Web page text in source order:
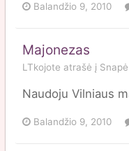
Balandžio 9, 2010
Majonezas
LTkojote atrašė į Snapė
Naudoju Vilniaus
Balandžio 9, 2010